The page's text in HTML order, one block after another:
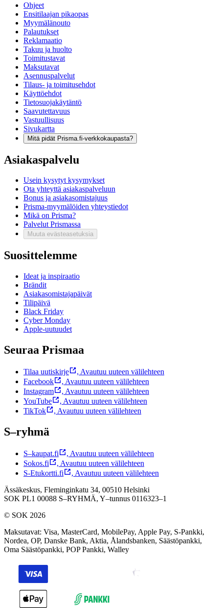
Ohjeet
Ensitilaajan pikaopas
Myymälänouto
Palautukset
Reklamaatio
Takuu ja huolto
Toimitustavat
Maksutavat
Asennuspalvelut
Tilaus- ja toimitusehdot
Käyttöehdot
Tietosuojakäytäntö
Saavutettavuus
Vastuullisuus
Sivukartta
Mitä pidät Prisma.fi-verkkokaupasta?
Asiakaspalvelu
Usein kysytyt kysymykset
Ota yhteyttä asiakaspalveluun
Bonus ja asiakasomistajuus
Prisma-myymälöiden yhteystiedot
Mikä on Prisma?
Palvelut Prismassa
Muuta evästeasetuksia
Suosittelemme
Ideat ja inspiraatio
Brändit
Asiakasomistajapäivät
Tilipäivä
Black Friday
Cyber Monday
Apple-uutuudet
Seuraa Prismaa
Tilaa uutiskirje , Avautuu uuteen välilehteen
Facebook
, Avautuu uuteen välilehteen
Instagram
, Avautuu uuteen välilehteen
YouTube
, Avautuu uuteen välilehteen
TikTok
, Avautuu uuteen välilehteen
S–ryhmä
S–kaupat.fi , Avautuu uuteen välilehteen
Sokos.fi
, Avautuu uuteen välilehteen
S-Etukortti.fi
, Avautuu uuteen välilehteen
Ässäkeskus, Fleminginkatu 34, 00510 Helsinki
SOK PL1 00088 S–RYHMÄ, Y–tunnus 0116323–1
© SOK 2026
Maksutavat: Visa, MasterCard, MobilePay, Apple Pay, S-Pankki,
Nordea, OP, Danske Bank, Aktia, Ålandsbanken, Säästöpankki,
Oma Säästöpankki, POP Pankki, Walley